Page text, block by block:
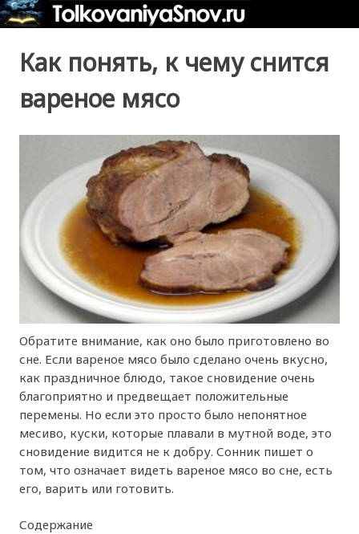
Как понять, к чему снится
вареное мясо
Обратите внимание, как оно было приготовлено во
сне. Если вареное мясо было сделано очень вкусно,
как праздничное блюдо, такое сновидение очень
благоприятно и предвещает положительные
перемены. Но если это просто было непонятное
месиво, куски, которые плавали в мутной воде, это
сновидение видится не к добру. Сонник пишет о
том, что означает видеть вареное мясо во сне, есть
его, варить или готовить.
Содержание